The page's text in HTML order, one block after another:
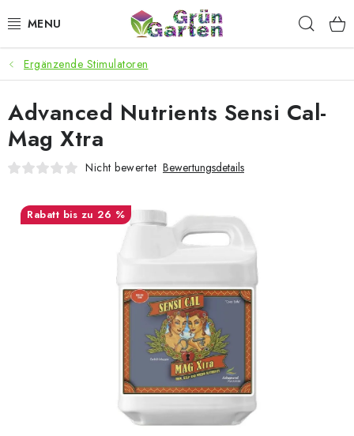
Inhalt
ANGEBOTE
LED PFLANZENLAMPEN
ANBAUBEDARF FÜR DEN HEIMANBAU
SMARTER GARTEN
Kaufberatung AGB
Datenschutzerklärung Impressum
Ergänzende Stimulatoren
Advanced Nutrients Sensi Cal-
Mag Xtra
Nicht bewertet Bewertungsdetails
bis zu 26 %